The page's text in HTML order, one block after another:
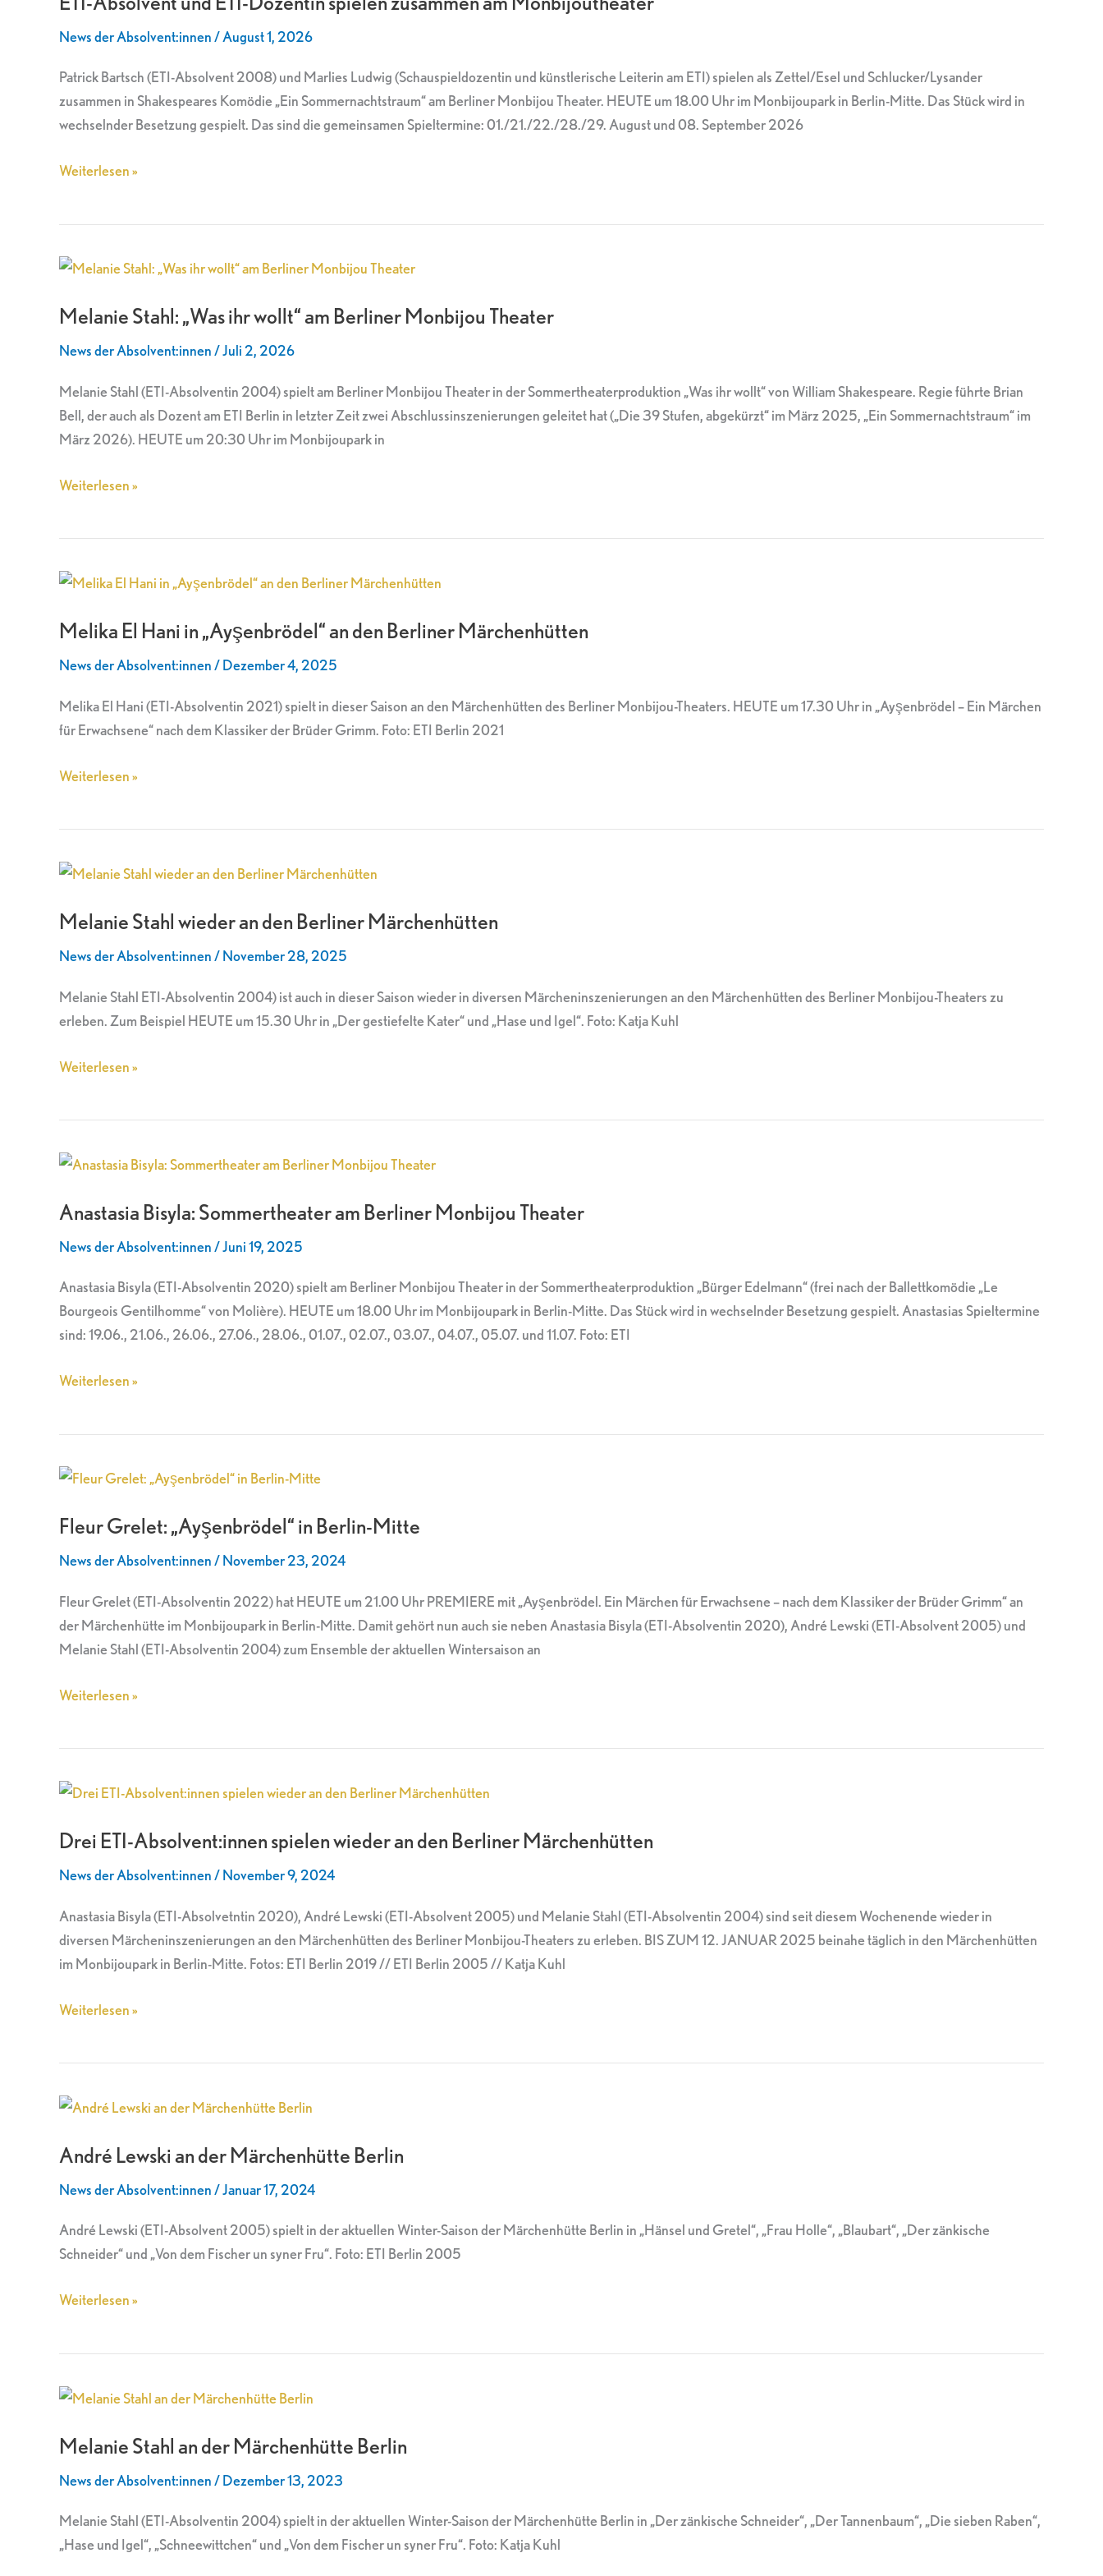
News der Absolvent:innen/August 1, 2026
Patrick Bartsch (ETI-Absolvent 2008) und Marlies Ludwig (Schauspieldozentin und künstlerische Leiterin am ETI) spielen als Zettel/Esel und Schlucker/Lysander
zusammen in Shakespeares Komödie „Ein Sommernachtstraum“ am Berliner Monbijou Theater. HEUTE um 18.00 Uhr im Monbijoupark in Berlin-Mitte. Das Stück wird in
wechselnder Besetzung gespielt. Das sind die gemeinsamen Spieltermine: 01./21./22./28./29. August und 08. September 2026
Dozentin
spielen
Weiterlesen »
Melanie Stahl: „Was ihr wollt“ am Berliner Monbijou Theater
News der Absolvent:innen/Juli 2, 2026
Melanie Stahl (ETI-Absolventin 2004) spielt am Berliner Monbijou Theater in der Sommertheaterproduktion „Was ihr wollt“ von William Shakespeare. Regie führte Brian
Bell, der auch als Dozent am ETI Berlin in letzter Zeit zwei Abschlussinszenierungen geleitet hat („Die 39 Stufen, abgekürzt“ im März 2025, „Ein Sommernachtstraum“ im
März 2026). HEUTE um 20:30 Uhr im Monbijoupark in
Melanie
„Was
wollt“
am
Berliner
Monbijou
Weiterlesen »
Melika El Hani in „Ayşenbrödel“ an den Berliner Märchenhütten
News der Absolvent:innen/Dezember 4, 2025
Melika El Hani (ETI-Absolventin 2021) spielt in dieser Saison an den Märchenhütten des Berliner Monbijou-Theaters. HEUTE um 17.30 Uhr in „Ayşenbrödel – Ein Märchen
für Erwachsene“ nach dem Klassiker der Brüder Grimm. Foto: ETI Berlin 2021
Melika
Hani
„Ayşenbrödel“
an
den
Märchenhütten
Weiterlesen »
Melanie Stahl wieder an den Berliner Märchenhütten
News der Absolvent:innen/November 28, 2025
Melanie Stahl ETI-Absolventin 2004) ist auch in dieser Saison wieder in diversen Märcheninszenierungen an den Märchenhütten des Berliner Monbijou-Theaters zu
erleben. Zum Beispiel HEUTE um 15.30 Uhr in „Der gestiefelte Kater“ und „Hase und Igel“. Foto: Katja Kuhl
Melanie
wieder
den
Berliner
Märchenhütten
Weiterlesen »
Anastasia Bisyla: Sommertheater am Berliner Monbijou Theater
News der Absolvent:innen/Juni 19, 2025
Anastasia Bisyla (ETI-Absolventin 2020) spielt am Berliner Monbijou Theater in der Sommertheaterproduktion „Bürger Edelmann“ (frei nach der Ballettkomödie „Le
Bourgeois Gentilhomme“ von Molière). HEUTE um 18.00 Uhr im Monbijoupark in Berlin-Mitte. Das Stück wird in wechselnder Besetzung gespielt. Anastasias Spieltermine
sind: 19.06., 21.06., 26.06., 27.06., 28.06., 01.07., 02.07., 03.07., 04.07., 05.07. und 11.07. Foto: ETI
Anastasia
Sommertheater
Berliner
Monbijou
Theater
Weiterlesen »
Fleur Grelet: „Ayşenbrödel“ in Berlin-Mitte
News der Absolvent:innen/November 23, 2024
Fleur Grelet (ETI-Absolventin 2022) hat HEUTE um 21.00 Uhr PREMIERE mit „Ayşenbrödel. Ein Märchen für Erwachsene – nach dem Klassiker der Brüder Grimm“ an
der Märchenhütte im Monbijoupark in Berlin-Mitte. Damit gehört nun auch sie neben Anastasia Bisyla (ETI-Absolventin 2020), André Lewski (ETI-Absolvent 2005) und
Melanie Stahl (ETI-Absolventin 2004) zum Ensemble der aktuellen Wintersaison an
Fleur
„Ayşenbrödel“
Berlin-
Mitte
Weiterlesen »
Drei ETI-Absolvent:innen spielen wieder an den Berliner Märchenhütten
News der Absolvent:innen/November 9, 2024
Anastasia Bisyla (ETI-Absolvetntin 2020), André Lewski (ETI-Absolvent 2005) und Melanie Stahl (ETI-Absolventin 2004) sind seit diesem Wochenende wieder in
diversen Märcheninszenierungen an den Märchenhütten des Berliner Monbijou-Theaters zu erleben. BIS ZUM 12. JANUAR 2025 beinahe täglich in den Märchenhütten
im Monbijoupark in Berlin-Mitte. Fotos: ETI Berlin 2019 // ETI Berlin 2005 // Katja Kuhl
Drei
Absolvent:innen
wieder
an
den
Berliner
Weiterlesen »
André Lewski an der Märchenhütte Berlin
News der Absolvent:innen/Januar 17, 2024
André Lewski (ETI-Absolvent 2005) spielt in der aktuellen Winter-Saison der Märchenhütte Berlin in „Hänsel und Gretel“, „Frau Holle“, „Blaubart“, „Der zänkische
Schneider“ und „Von dem Fischer un syner Fru“. Foto: ETI Berlin 2005
André
an
Märchenhütte
Berlin
Weiterlesen »
Melanie Stahl an der Märchenhütte Berlin
News der Absolvent:innen/Dezember 13, 2023
Melanie Stahl (ETI-Absolventin 2004) spielt in der aktuellen Winter-Saison der Märchenhütte Berlin in „Der zänkische Schneider“, „Der Tannenbaum“, „Die sieben Raben“,
„Hase und Igel“, „Schneewittchen“ und „Von dem Fischer un syner Fru“. Foto: Katja Kuhl
Melanie
an
Märchenhütte
Berlin